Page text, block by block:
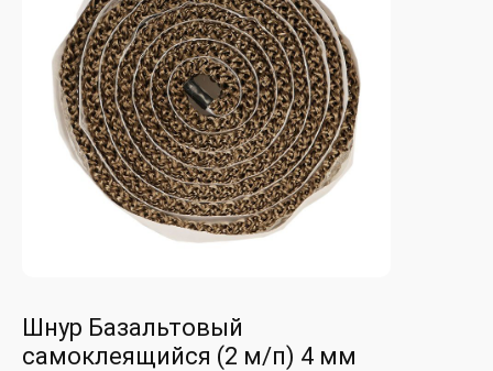
Шнур Базальтовый
самоклеящийся (2 м/п) 4 мм